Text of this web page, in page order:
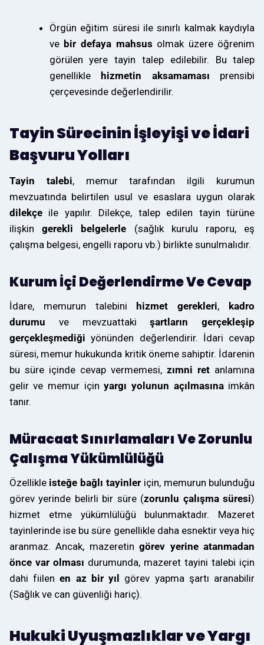
Örgün eğitim süresi ile sınırlı kalmak kaydıyla
ve bir defaya mahsus olmak üzere öğrenim
görülen yere tayin talep edilebilir. Bu talep
genellikle
hizmetin aksamaması prensibi
çerçevesinde değerlendirilir.
Tayin Sürecinin İşleyişi ve İdari
Başvuru Yolları
Tayin talebi, memur tarafından ilgili kurumun
mevzuatında belirtilen usul ve esaslara uygun olarak
dilekçeile yapılır. Dilekçe, talep edilen tayin türüne
ilişkin gerekli belgelerle (sağlık kurulu raporu, eş
çalışma belgesi, engelli raporu vb.) birlikte sunulmalıdır.
Kurum İçi Değerlendirme Ve Cevap
İdare, memurun talebini hizmet gerekleri,
kadro
durumu ve mevzuattakişartların gerçekleşip
gerçekleşmediği yönünden değerlendirir. İdari cevap
süresi, memur hukukunda kritik öneme sahiptir. İdarenin
bu süre içinde cevap vermemesi,zımni ret anlamına
gelir ve memur içinyargı yolunun açılmasınaimkân
tanır.
Müracaat Sınırlamaları Ve Zorunlu
Çalışma Yükümlülüğü
Özellikle isteğe bağlı tayinler için, memurun bulunduğu
görev yerinde belirli bir süre (zorunlu çalışma süresi)
hizmet etme yükümlülüğü bulunmaktadır. Mazeret
tayinlerinde ise bu süre genellikle daha esnektir veya hiç
aranmaz. Ancak, mazeretingörev yerine atanmadan
önce var olması durumunda, mazeret tayini talebi için
dahi fiilenen az bir yıl
görev yapma şartı aranabilir
(Sağlık ve can güvenliği hariç).
Hukuki Uyuşmazlıklar ve Yargı